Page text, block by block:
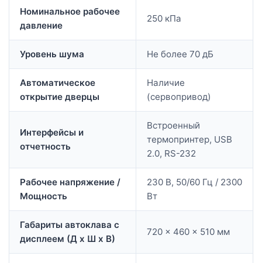
Номинальное рабочее
давление
250 кПа
Уровень шума Не более 70 дБ
Автоматическое
открытие дверцы
Наличие
(сервопривод)
Интерфейсы и
отчетность
Встроенный
термопринтер, USB
2.0, RS-232
Рабочее напряжение /
Мощность
230 В, 50/60 Гц / 2300
Вт
Габариты автоклава с
дисплеем (Д х Ш х В)
720 x 460 x 510 мм